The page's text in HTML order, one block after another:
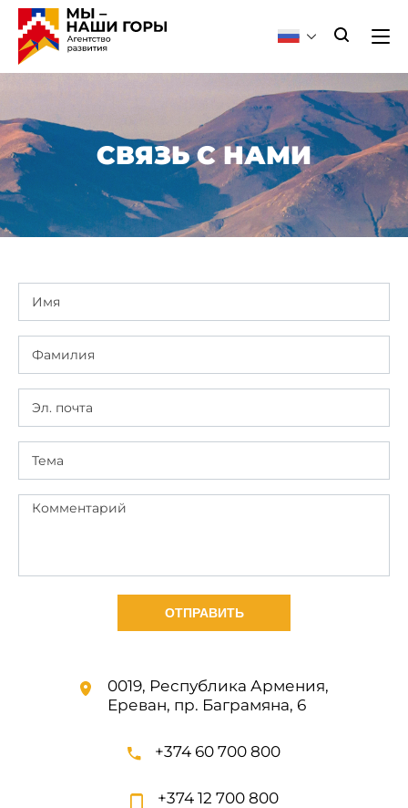
СВЯЗЬ С НАМИ
ОТПРАВИТЬ
0019, Республика Армения,
Ереван, пр. Баграмяна, 6
+374 60 700 800
+374 12 700 800